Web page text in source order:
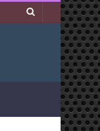
Search